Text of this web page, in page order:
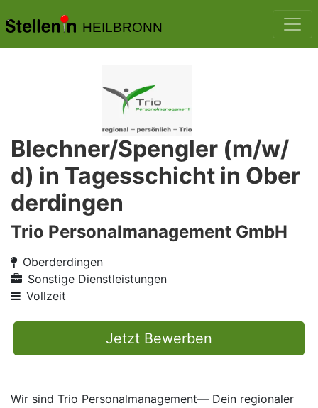
HEILBRONN
Blechner/Spengler (m/w/
d) in Tagesschicht in Ober
derdingen
Trio Personalmanagement GmbH
Oberderdingen
Sonstige Dienstleistungen
Vollzeit
Jetzt Bewerben
Wir sind Trio Personalmanagement— Dein regionaler